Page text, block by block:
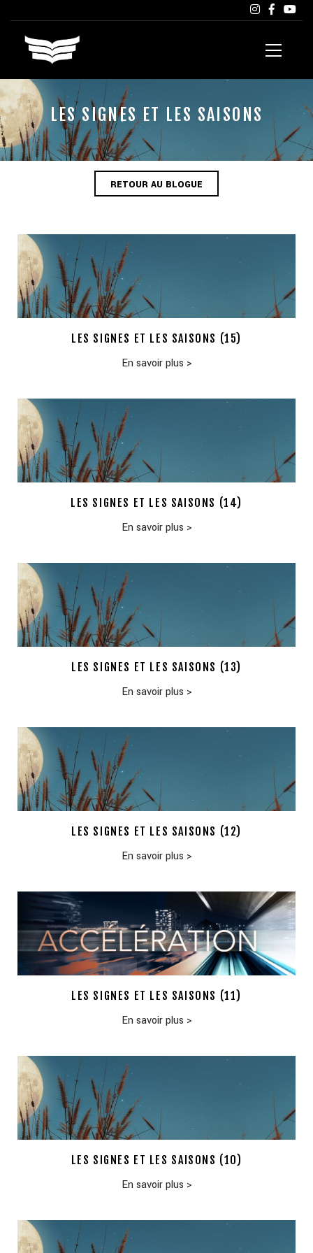
LES SIGNES ET LES SAISONS
RETOUR AU BLOGUE
LES SIGNES ET LES SAISONS (15)
En savoir plus >
LES SIGNES ET LES SAISONS (14)
En savoir plus >
LES SIGNES ET LES SAISONS (13)
En savoir plus >
LES SIGNES ET LES SAISONS (12)
En savoir plus >
LES SIGNES ET LES SAISONS (11)
En savoir plus >
LES SIGNES ET LES SAISONS (10)
En savoir plus >